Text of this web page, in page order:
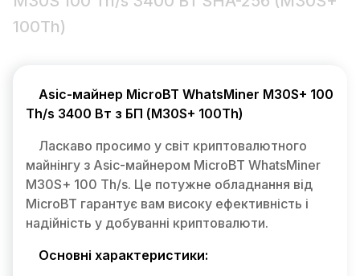
100Th)
Asic-майнер MicroBT WhatsMiner M30S+ 100
Th/s 3400 Вт з БП (M30S+ 100Th)
Ласкаво просимо у світ криптовалютного
майнінгу з Asic-майнером MicroBT WhatsMiner
M30S+ 100 Th/s. Це потужне обладнання від
MicroBT гарантує вам високу ефективність і
надійність у добуванні криптовалюти.
Основні характеристики: